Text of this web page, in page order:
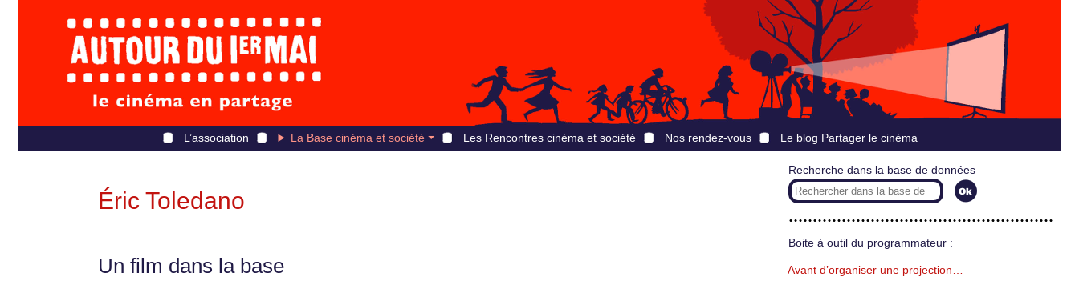
L’association La Base cinéma et société Les Rencontres cinéma et société Nos rendez-vous Le blog Partager le cinéma
Éric Toledano
Un film dans la base
Recherche dans la base de données
Boite à outil du programmateur :
Avant d’organiser une projection…